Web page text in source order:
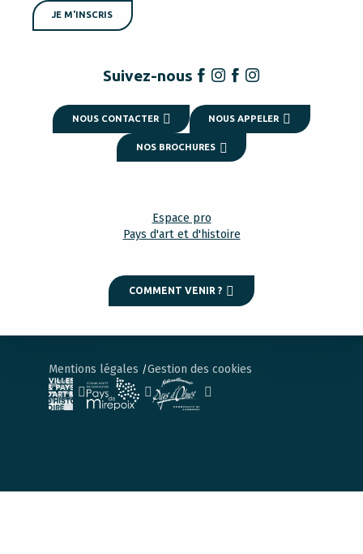
JE M'INSCRIS
Suivez-nous
NOUS CONTACTER NOUS APPELER
NOS BROCHURES
Espace pro
Pays d'art et d'histoire
COMMENT VENIR ?
Mentions légales Gestion des cookies